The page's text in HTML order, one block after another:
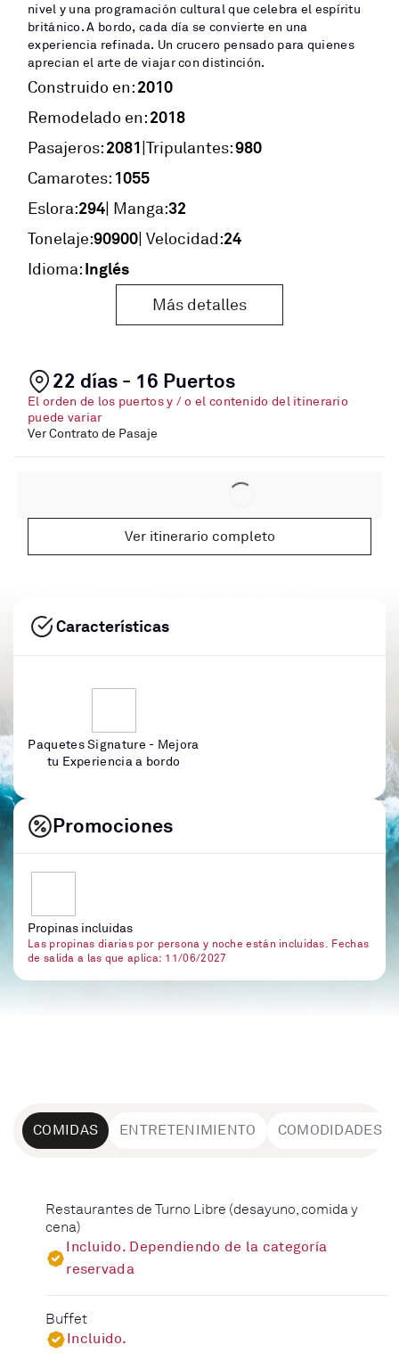
nivel y una programación cultural que celebra el espíritu
británico. A bordo, cada día se convierte en una
experiencia refinada. Un crucero pensado para quienes
aprecian el arte de viajar con distinción.
Construido en:2010
Remodelado en:2018
Pasajeros:2081|Tripulantes:980
Camarotes: 1055
Eslora:294| Manga:32
Tonelaje:90900| Velocidad:24
Idioma:Inglés
Más detalles
22 días - 16 Puertos
El orden de los puertos y / o el contenido del itinerario
puede variar
Ver Contrato de Pasaje
Ver itinerario completo
Características
Paquetes Signature - Mejora
tu Experiencia a bordo
Promociones
Propinas incluidas
Las propinas diarias por persona y noche están incluidas. Fechas
de salida a las que aplica: 11/06/2027
COMIDAS ENTRETENIMIENTO COMODIDADES
Restaurantes de Turno Libre (desayuno, comida y
cena)
Incluido. Dependiendo de la categoría
reservada
Buffet
Incluido.